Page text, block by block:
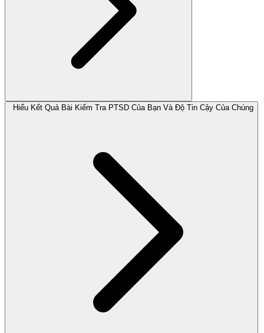
Hiểu Kết Quả Bài Kiểm Tra PTSD Của Bạn Và Độ Tin Cậy Của Chúng